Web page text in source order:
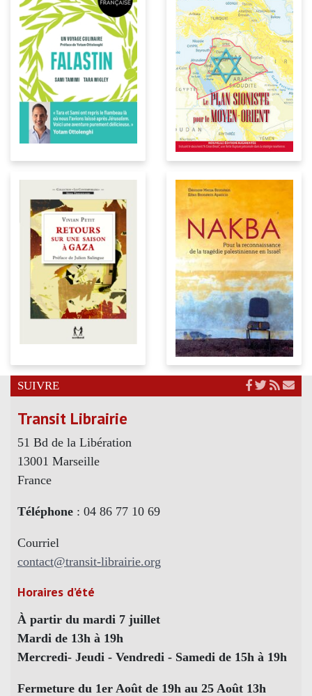
SUIVRE
Transit Librairie
51 Bd de la Libération
13001 Marseille
France
Téléphone : 04 86 77 10 69
Courriel
contact@transit-librairie.org
Horaires d’été
À partir du mardi 7 juillet
Mardi de 13h à 19h
Mercredi- Jeudi - Vendredi - Samedi de 15h à 19h
Fermeture du 1er Août de 19h au 25 Août 13h